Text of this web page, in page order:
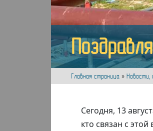
Главная страница » Новости,
Сегодня, 13
кто связан с